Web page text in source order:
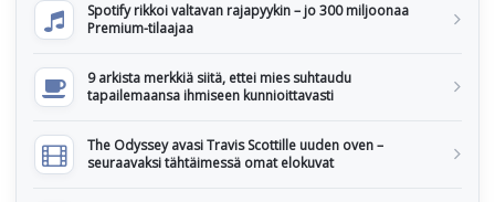
Spotify rikkoi valtavan rajapyykin – jo 300 miljoonaa
Premium-tilaajaa
9 arkista merkkiä siitä, ettei mies suhtaudu
tapailemaansa ihmiseen kunnioittavasti
The Odyssey avasi Travis Scottille uuden oven –
seuraavaksi tähtäimessä omat elokuvat